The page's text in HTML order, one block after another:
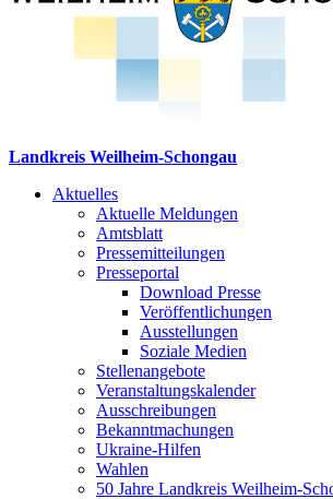
Landkreis Weilheim-Schongau
Aktuelles
Aktuelle Meldungen
Amtsblatt
Pressemitteilungen
Presseportal
Download Presse
Veröffentlichungen
Ausstellungen
Soziale Medien
Stellenangebote
Veranstaltungskalender
Ausschreibungen
Bekanntmachungen
Ukraine-Hilfen
Wahlen
50 Jahre Landkreis Weilheim-